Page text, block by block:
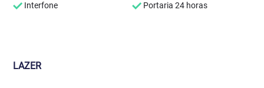
Interfone Portaria 24 horas
LAZER